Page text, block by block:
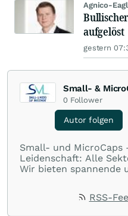
Agnico-
aufgelöst
gestern
Small- &
0 Follower
Autor folgen
Small- und MicroCaps
Leidenschaft: Alle
Wir bieten spannende
Einblicke in
umfangreiche RSS-